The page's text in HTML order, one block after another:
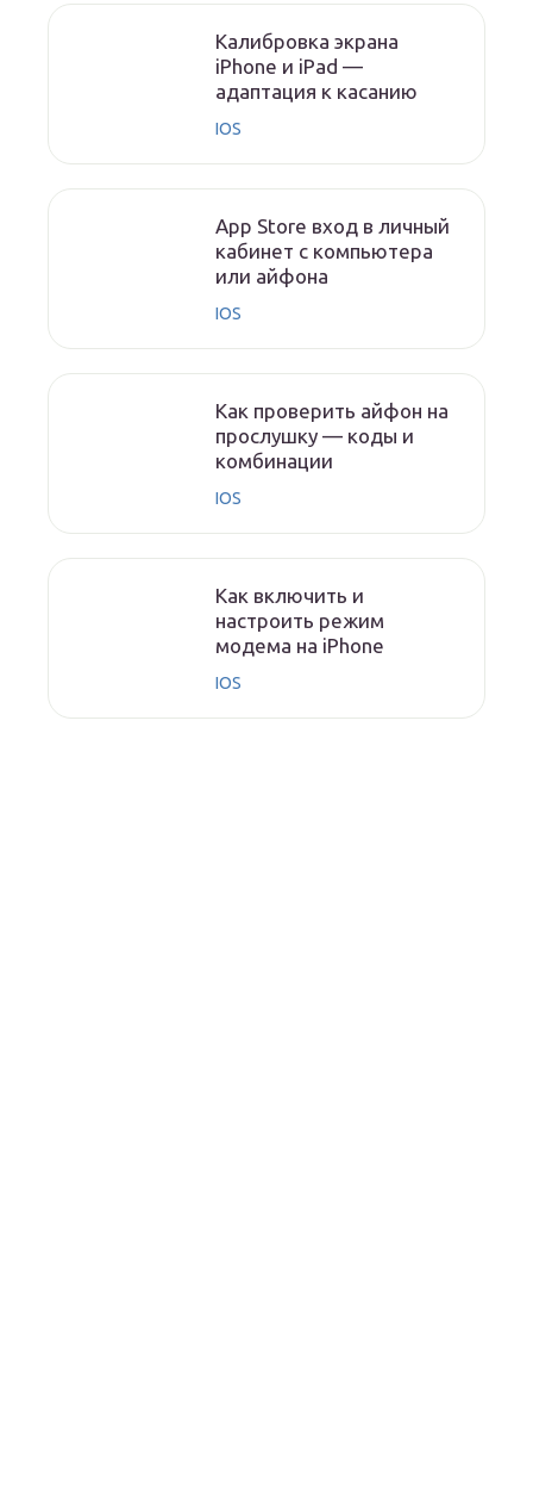
Калибровка экрана
iPhone и iPad —
адаптация к касанию
IOS
App Store вход в личный
кабинет с компьютера
или айфона
IOS
Как проверить айфон на
прослушку — коды и
комбинации
IOS
Как включить и
настроить режим
модема на iPhone
IOS